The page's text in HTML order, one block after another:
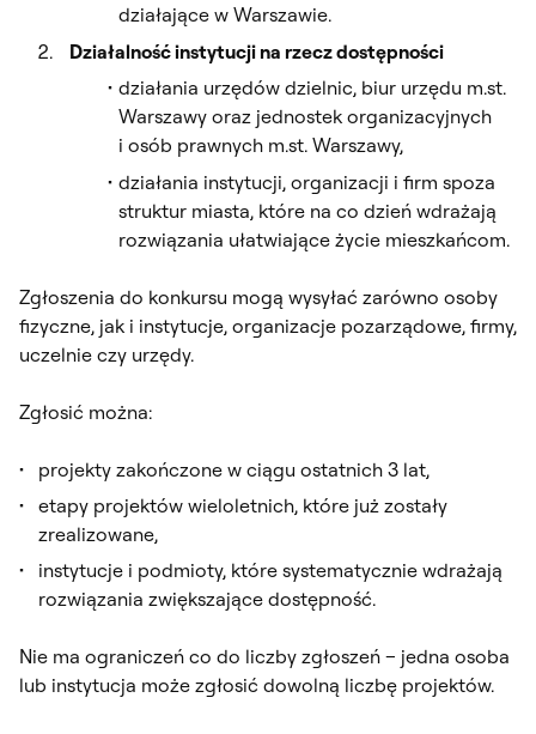
działające w Warszawie.
Działalność instytucji na rzecz dostępności
działania urzędów dzielnic, biur urzędu m.st.
Warszawy oraz jednostek organizacyjnych
i osób prawnych m.st. Warszawy,
działania instytucji, organizacji i firm spoza
struktur miasta, które na co dzień wdrażają
rozwiązania ułatwiające życie mieszkańcom.
Zgłoszenia do konkursu mogą wysyłać zarówno osoby
fizyczne, jak i instytucje, organizacje pozarządowe, firmy,
uczelnie czy urzędy.
Zgłosić można:
projekty zakończone w ciągu ostatnich 3 lat,
etapy projektów wieloletnich, które już zostały
zrealizowane,
instytucje i podmioty, które systematycznie wdrażają
rozwiązania zwiększające dostępność.
Nie ma ograniczeń co do liczby zgłoszeń – jedna osoba
lub instytucja może zgłosić dowolną liczbę projektów.